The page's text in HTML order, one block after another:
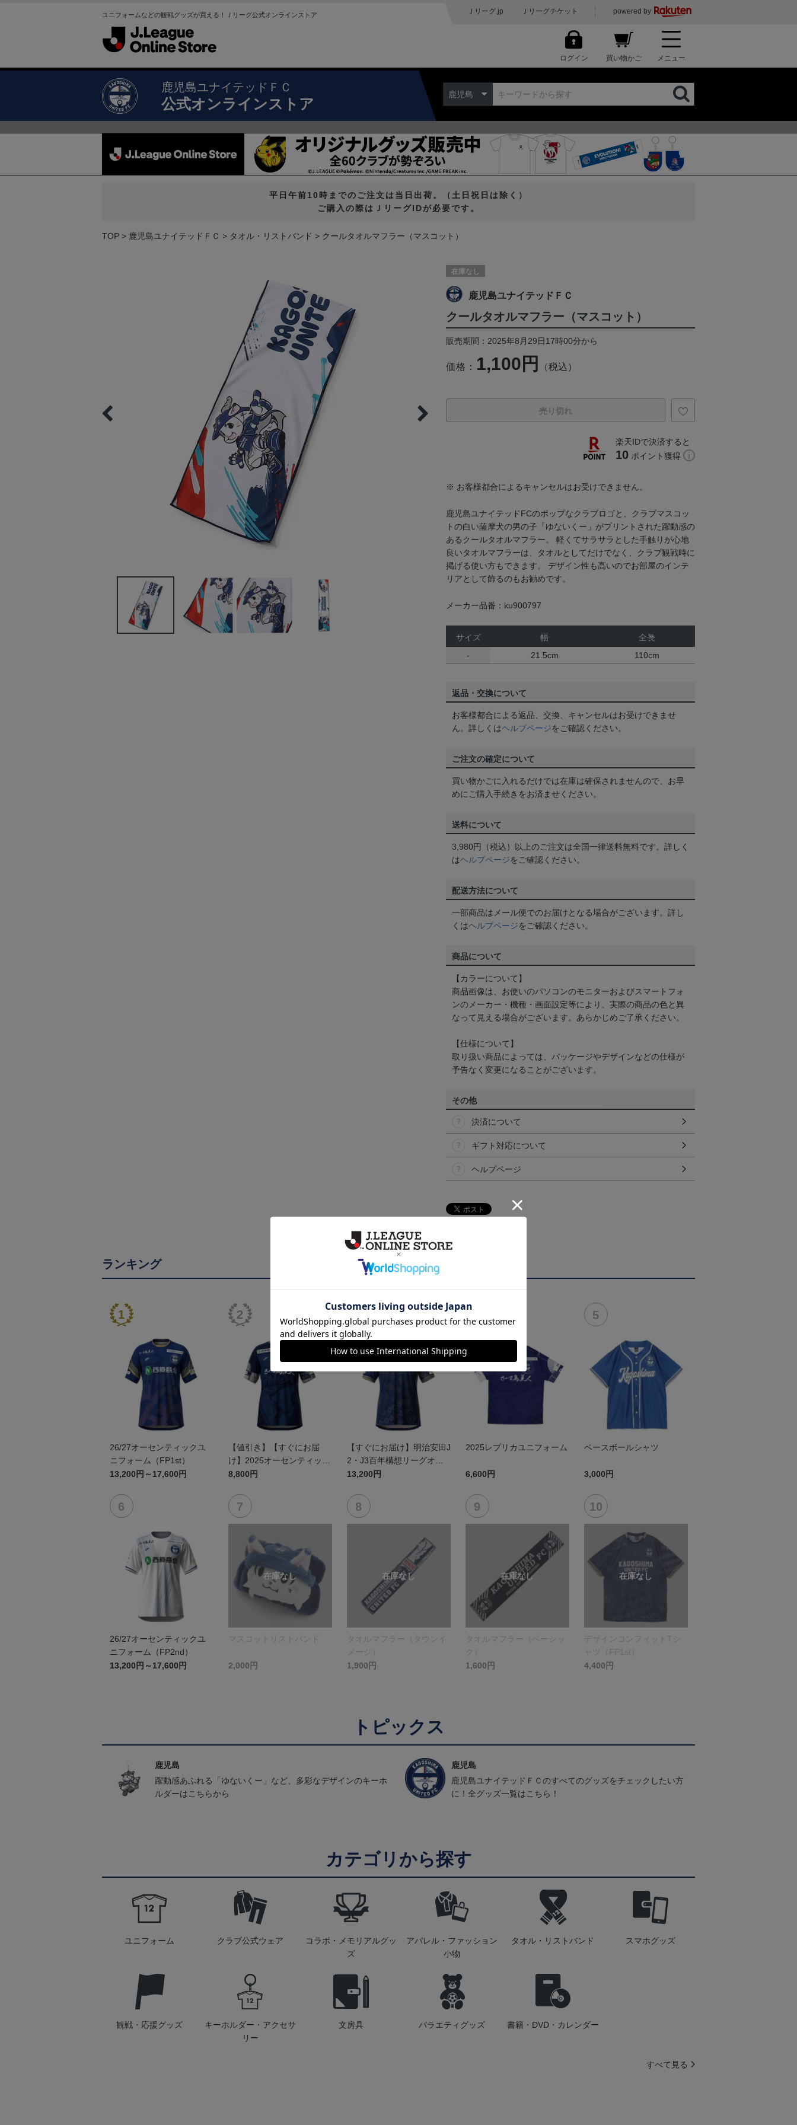
ユニフォームなどの観戦グッズが買える！Ｊリーグ公式オンラインストア Ｊリーグ.jp Ｊリーグチケット powered by
ログイン 買い物かご メニュー
鹿児島ユナイテッドＦＣ
公式オンラインストア
鹿児島
平日午前10時までのご注文は当日出荷。（土日祝日は除く）
ご購入の際はＪリーグIDが必要です。
TOP 鹿児島ユナイテッドＦＣ タオル・リストバンド クールタオルマフラー（マスコット）
在庫なし
鹿児島ユナイテッドＦＣ
クールタオルマフラー（マスコット）
販売期間：2025年8月29日17時00分から
価格： 1,100円 （税込）
売り切れ
楽天IDで決済すると
10 ポイント獲得
※ お客様都合によるキャンセルはお受けできません。
鹿児島ユナイテッドFCのポップなクラブロゴと、クラブマスコッ
トの白い薩摩犬の男の子「ゆないくー」がプリントされた躍動感の
あるクールタオルマフラー。 軽くてサラサラとした手触りが心地
良いタオルマフラーは、タオルとしてだけでなく、クラブ観戦時に
掲げる使い方もできます。 デザイン性も高いのでお部屋のインテ
リアとして飾るのもお勧めです。
メーカー品番：ku900797
サイズ 幅
全長
-
21.5cm 110cm
返品・交換について
お客様都合による返品、交換、キャンセルはお受けできませ
ん。詳しくはヘルプページをご確認ください。
ご注文の確定について
買い物かごに入れるだけでは在庫は確保されませんので、お早
めにご購入手続きをお済ませください。
送料について
3,980円（税込）以上のご注文は全国一律送料無料です。詳しく
はヘルプページをご確認ください。
配送方法について
一部商品はメール便でのお届けとなる場合がございます。詳し
くはヘルプページをご確認ください。
商品について
【カラーについて】
商品画像は、お使いのパソコンのモニターおよびスマートフォ
ンのメーカー・機種・画面設定等により、実際の商品の色と異
なって見える場合がございます。あらかじめご了承ください。
【仕様について】
取り扱い商品によっては、パッケージやデザインなどの仕様が
予告なく変更になることがございます。
その他
決済について
ギフト対応について
ヘルプページ
ランキング
26/27オーセンティックユ
ニフォーム（FP1st）
13,200円～17,600円
【値引き】【すぐにお届
け】2025オーセンティック
ユニフォーム FP1st
8,800円
【すぐにお届け】明治安田J
2・J3百年構想リーグオー
センティックユニフォーム
13,200円
2025レプリカユニフォーム
6,600円
ベースボールシャツ
3,000円
26/27オーセンティックユ
ニフォーム（FP2nd）
13,200円～17,600円
マスコットリストバンド
2,000円
タオルマフラー（タウンイ
メージ）
1,900円
タオルマフラー（ベーシッ
ク）
1,600円
デザインコンフィットTシ
ャツ（FP1st）
4,400円
トピックス
鹿児島
躍動感あふれる「ゆないくー」など、多彩なデザインのキーホ
ルダーはこちらから
鹿児島
鹿児島ユナイテッドＦＣのすべてのグッズをチェックしたい方
に！全グッズ一覧はこちら！
カテゴリから探す
ユニフォーム クラブ公式ウェア
コラボ・メモリアルグッ
ズ
アパレル・ファッション
小物
タオル・リストバンド スマホグッズ
観戦・応援グッズ
キーホルダー・アクセサ
リー
文房具 バラエティグッズ 書籍・DVD・カレンダー
すべて見る